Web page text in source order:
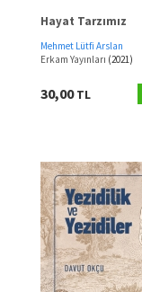
Hayat Tarzımız
Mehmet Lütfi Arslan
Erkam Yayınları (2021)
30,00TL